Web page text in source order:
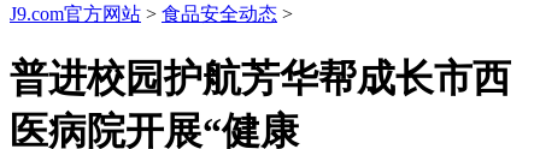
J9.com官方网站 > 食品安全动态 >
普进校园护航芳华帮成长市西
医病院开展“健康